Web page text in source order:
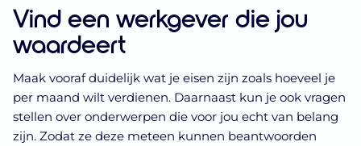
Vind een werkgever die jou
waardeert
Maak vooraf duidelijk wat je eisen zijn zoals hoeveel je
per maand wilt verdienen. Daarnaast kun je ook vragen
stellen over onderwerpen die voor jou echt van belang
zijn. Zodat ze deze meteen kunnen beantwoorden